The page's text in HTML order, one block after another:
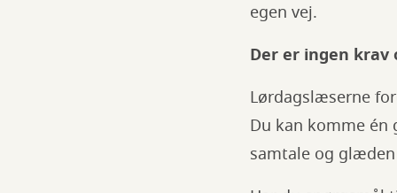
egen vej.
Der er ingen
Lørdagslæserne
Du kan komme
samtale og